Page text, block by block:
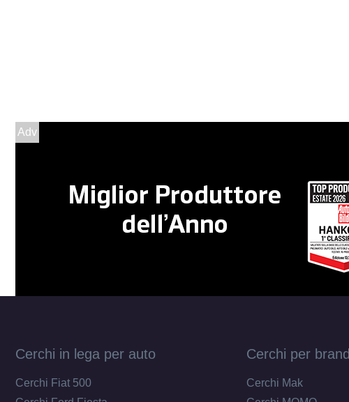
Adv
Cerchi in lega per auto
Cerchi Fiat 500
Cerchi per brand
Cerchi Mak